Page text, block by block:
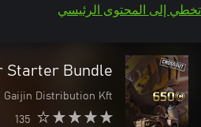
تخطي إلى المحتوى الرئيسي
Starter Bundle
Gaijin Distribution Kft
135